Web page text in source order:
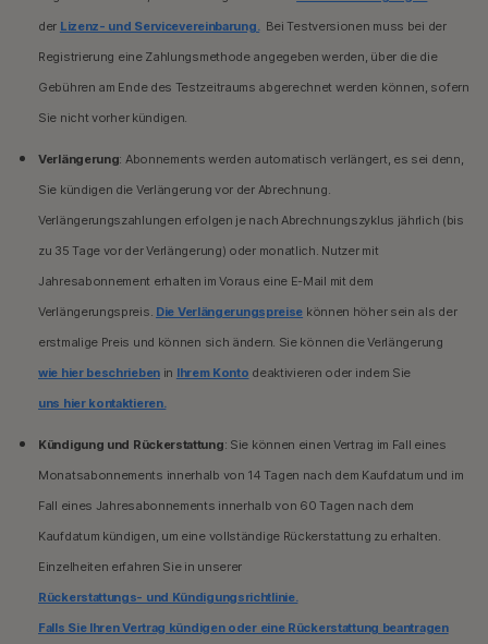
der Lizenz- und Servicevereinbarung.Bei Testversionen muss bei der
Registrierung eine Zahlungsmethode angegeben werden, über die die
Gebühren am Ende des Testzeitraums abgerechnet werden können, sofern
Sie nicht vorher kündigen.
Verlängerung: Abonnements werden automatisch verlängert, es sei denn,
Sie kündigen die Verlängerung vor der Abrechnung.
Verlängerungszahlungen erfolgen je nach Abrechnungszyklus jährlich (bis
zu 35 Tage vor der Verlängerung) oder monatlich. Nutzer mit
Jahresabonnement erhalten im Voraus eine E-Mail mit dem
Verlängerungspreis. Die Verlängerungspreise können höher sein als der
erstmalige Preis und können sich ändern. Sie können die Verlängerung
wie hier beschrieben in Ihrem Konto deaktivieren oder indem Sie
uns hier kontaktieren.
Kündigung und Rückerstattung: Sie können einen Vertrag im Fall eines
Monatsabonnements innerhalb von 14 Tagen nach dem Kaufdatum und im
Fall eines Jahresabonnements innerhalb von 60 Tagen nach dem
Kaufdatum kündigen, um eine vollständige Rückerstattung zu erhalten.
Einzelheiten erfahren Sie in unserer
Rückerstattungs- und Kündigungsrichtlinie.
Falls Sie Ihren Vertrag kündigen oder eine Rückerstattung beantragen